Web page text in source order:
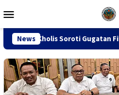
ke
Mobile
News
Gugatan Fiktif Negatif dan